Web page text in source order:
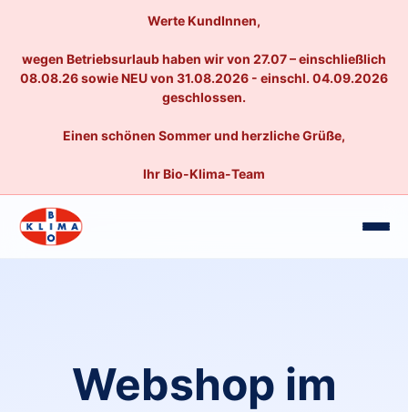
Werte KundInnen,
wegen Betriebsurlaub haben wir von 27.07 – einschließlich
08.08.26 sowie NEU von 31.08.2026 - einschl. 04.09.2026
geschlossen.
Einen schönen Sommer und herzliche Grüße,
Ihr Bio-Klima-Team
Webshop im